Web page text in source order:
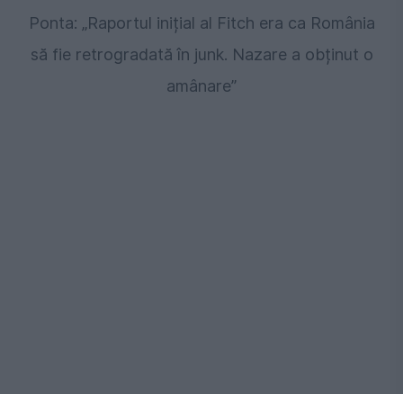
Ponta: „Raportul inițial al Fitch era ca România
să fie retrogradată în junk. Nazare a obținut o
amânare”